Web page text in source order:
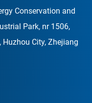
Conservation and
Park, nr 1506,
City, Zhejiang